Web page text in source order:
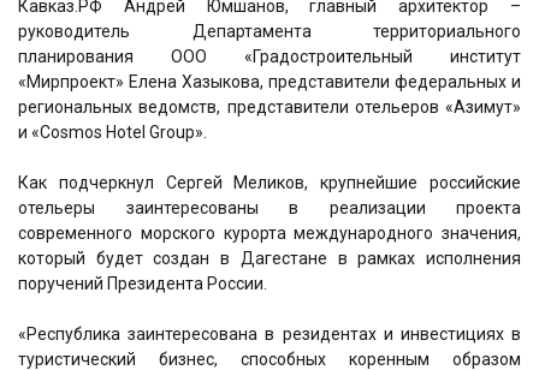
Кавказ.РФ Андрей Юмшанов, главный архитектор –
руководитель Департамента территориального
планирования ООО «Градостроительный институт
«Мирпроект» Елена Хазыкова, представители федеральных и
региональных ведомств, представители отельеров «Азимут»
и «Cosmos Hotel Group».
Как подчеркнул Сергей Меликов, крупнейшие российские
отельеры заинтересованы в реализации проекта
современного морского курорта международного значения,
который будет создан в Дагестане в рамках исполнения
поручений Президента России.
«Республика заинтересована в резидентах и инвестициях в
туристический бизнес, способных коренным образом